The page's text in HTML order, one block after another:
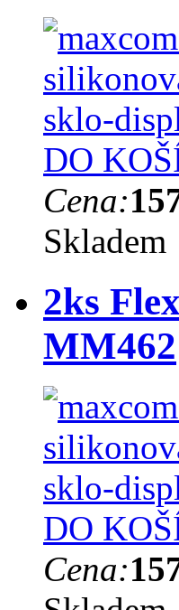
DO
Cena:
Skladem
2ks
MM462
DO
Cena: